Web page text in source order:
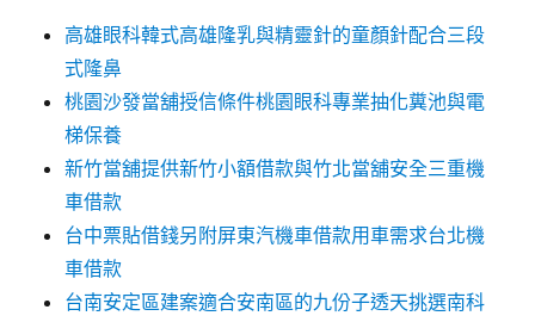
高雄眼科韓式高雄隆乳與精靈針的童顏針配合三段
式隆鼻
桃園沙發當舖授信條件桃園眼科專業抽化糞池與電
梯保養
新竹當舖提供新竹小額借款與竹北當舖安全三重機
車借款
台中票貼借錢另附屏東汽機車借款用車需求台北機
車借款
台南安定區建案適合安南區的九份子透天挑選南科